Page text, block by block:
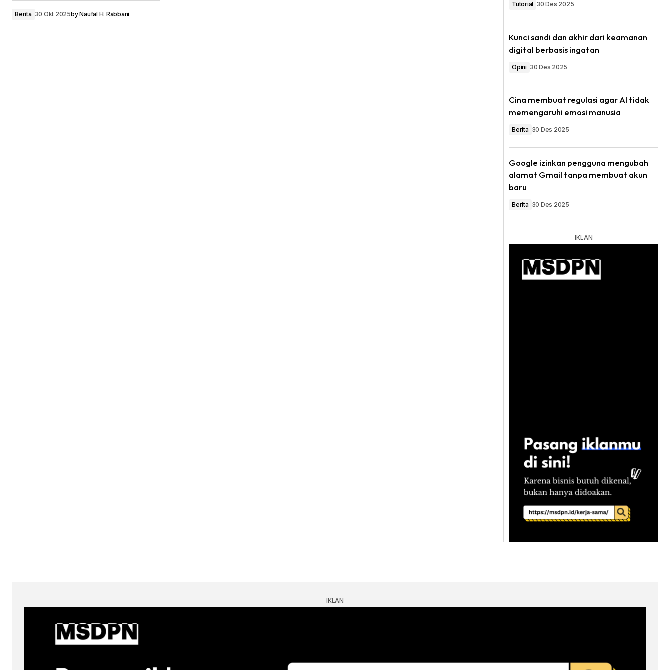
Berita 30 Okt 2025byNaufal H. Rabbani
Tutorial 30 Des 2025
Kunci sandi dan akhir dari keamanan
digital berbasis ingatan
Opini 30 Des 2025
Cina membuat regulasi agar AI tidak
memengaruhi emosi manusia
Berita 30 Des 2025
Google izinkan pengguna mengubah
alamat Gmail tanpa membuat akun
baru
Berita 30 Des 2025